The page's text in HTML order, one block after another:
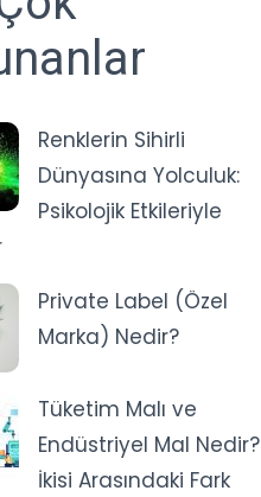
Renklerin Sihirli
Dünyasına Yolculuk:
Psikolojik Etkileriyle
Private Label (Özel
Marka) Nedir?
Tüketim Malı ve
Endüstriyel Mal Nedir?
İkisi Arasındaki Fark